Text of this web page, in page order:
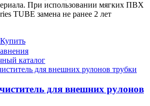
При использовании мягких ПВХ
TUBE замена не ранее 2 лет
Купить
каталог
для внешних рулонов